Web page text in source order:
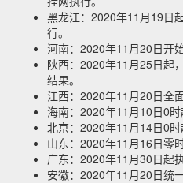
黑龙江：2020年11月19日
行。
河南：2020年11月20日开
陕西：2020年11月25日起
结果。
江西：2020年11月20日全面
海南：2020年11月10日0
北京：2020年11月14日0
山东：2020年11月16日零
广东：2020年11月30日起
安徽：2020年11月20日统